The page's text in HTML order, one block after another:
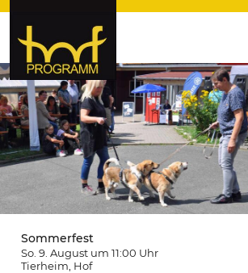
hof-programm – das
Veranstaltungsportal für
Hochfranken
Sommerfest
So. 9. August um 11:00 Uhr
Tierheim , Hof